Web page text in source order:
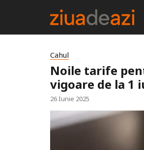
Cahul
Noile tarife
vigoare de la 1
26 Iunie 2025